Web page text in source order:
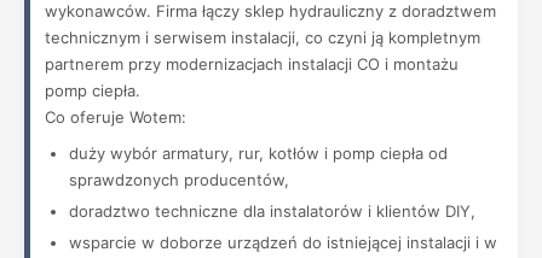
wykonawców. Firma łączy sklep hydrauliczny z doradztwem
technicznym i serwisem instalacji, co czyni ją kompletnym
partnerem przy modernizacjach instalacji CO i montażu
pomp ciepła.
Co oferuje Wotem:
duży wybór armatury, rur, kotłów i pomp ciepła od
sprawdzonych producentów,
doradztwo techniczne dla instalatorów i klientów DIY,
wsparcie w doborze urządzeń do istniejącej instalacji i w